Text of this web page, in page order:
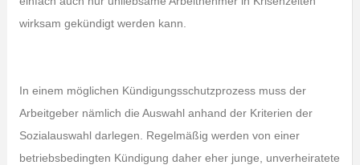
wirksam gekündigt werden kann.
In einem möglichen Kündigungsschutzprozess muss der
Arbeitgeber nämlich die Auswahl anhand der Kriterien der
Sozialauswahl darlegen. Regelmäßig werden von einer
betriebsbedingten Kündigung daher eher junge, unverheiratete